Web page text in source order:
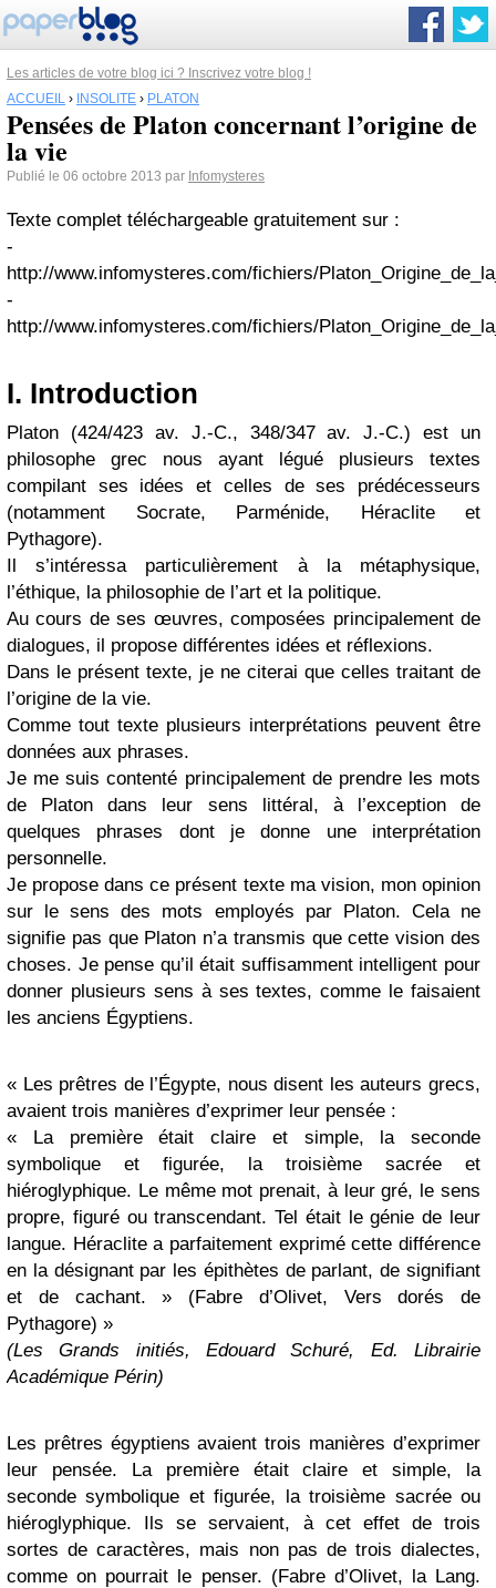
Les articles de votre blog ici ? Inscrivez votre blog !
ACCUEIL › INSOLITE › PLATON
Pensées de Platon concernant l’origine de
la vie
Publié le 06 octobre 2013 par Infomysteres
Texte complet téléchargeable gratuitement sur :
-
http://www.infomysteres.com/fichiers/
-
http://www.infomysteres.com/fichiers/
I. Introduction
Platon (424/423 av. J.-C., 348/347 av. J.-C.) est un
philosophe grec nous ayant légué plusieurs textes
compilant ses idées et celles de ses prédécesseurs
(notamment Socrate, Parménide, Héraclite et
Pythagore).
Il s’intéressa particulièrement à la métaphysique,
l’éthique, la philosophie de l’art et la politique.
Au cours de ses œuvres, composées principalement de
dialogues, il propose différentes idées et réflexions.
Dans le présent texte, je ne citerai que celles traitant de
l’origine de la vie.
Comme tout texte plusieurs interprétations peuvent être
données aux phrases.
Je me suis contenté principalement de prendre les mots
de Platon dans leur sens littéral, à l’exception de
quelques phrases dont je donne une interprétation
personnelle.
Je propose dans ce présent texte ma vision, mon opinion
sur le sens des mots employés par Platon. Cela ne
signifie pas que Platon n’a transmis que cette vision des
choses. Je pense qu’il était suffisamment intelligent pour
donner plusieurs sens à ses textes, comme le faisaient
les anciens Égyptiens.
« Les prêtres de l’Égypte, nous disent les auteurs grecs,
avaient trois manières d’exprimer leur pensée :
« La première était claire et simple, la seconde
symbolique et figurée, la troisième sacrée et
hiéroglyphique. Le même mot prenait, à leur gré, le sens
propre, figuré ou transcendant. Tel était le génie de leur
langue. Héraclite a parfaitement exprimé cette différence
en la désignant par les épithètes de parlant, de signifiant
et de cachant. » (Fabre d’Olivet, Vers dorés de
Pythagore) »
(Les Grands initiés, Edouard Schuré, Ed. Librairie
Académique Périn)
Les prêtres égyptiens avaient trois manières d’exprimer
leur pensée. La première était claire et simple, la
seconde symbolique et figurée, la troisième sacrée ou
hiéroglyphique. Ils se servaient, à cet effet de trois
sortes de caractères, mais non pas de trois dialectes,
comme on pourrait le penser. (Fabre d’Olivet, la Lang.